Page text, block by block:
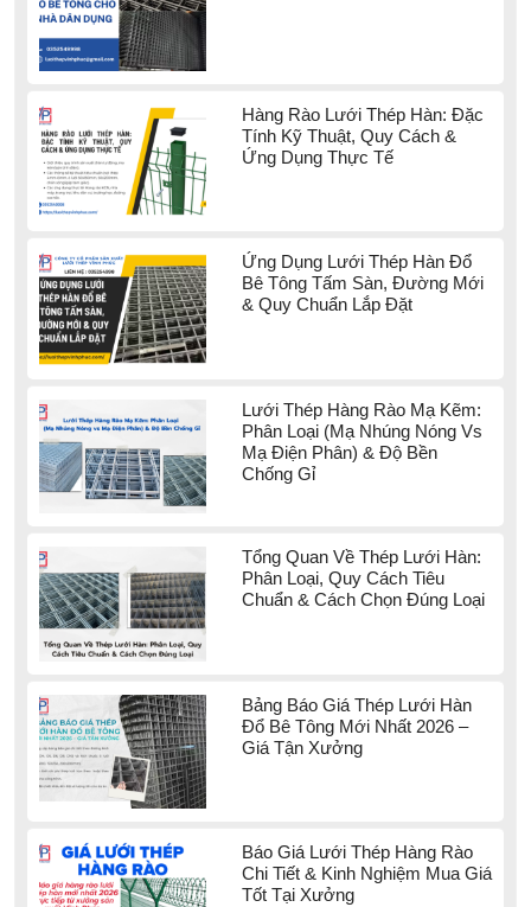
Hàng Rào Lưới Thép Hàn: Đặc
Tính Kỹ Thuật, Quy Cách &
Ứng Dụng Thực Tế
Ứng Dụng Lưới Thép Hàn Đổ
Bê Tông Tấm Sàn, Đường Mới
& Quy Chuẩn Lắp Đặt
Lưới Thép Hàng Rào Mạ Kẽm:
Phân Loại (Mạ Nhúng Nóng Vs
Mạ Điện Phân) & Độ Bền
Chống Gỉ
Tổng Quan Về Thép Lưới Hàn:
Phân Loại, Quy Cách Tiêu
Chuẩn & Cách Chọn Đúng Loại
Bảng Báo Giá Thép Lưới Hàn
Đổ Bê Tông Mới Nhất 2026 –
Giá Tận Xưởng
Báo Giá Lưới Thép Hàng Rào
Chi Tiết & Kinh Nghiệm Mua Giá
Tốt Tại Xưởng